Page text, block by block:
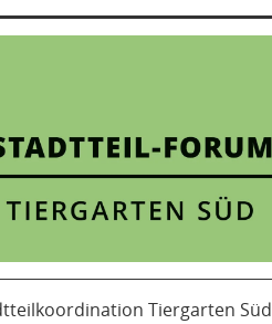
Tiergarten Süd